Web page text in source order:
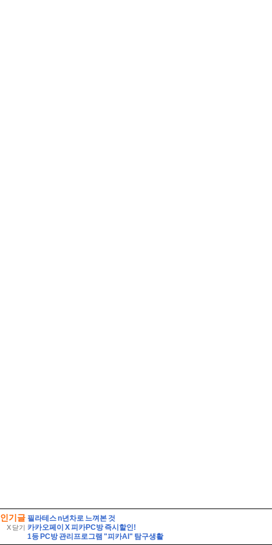
인기글
X 닫기
필라테스 n년차로 느껴본 것
카카오페이 X 피카PC방 즉시할인!
1등 PC방 관리프로그램 "피카AI" 탐구생활